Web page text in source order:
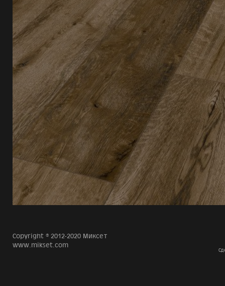
Copyright © 2012-2020 Миксет
www.mikset.com